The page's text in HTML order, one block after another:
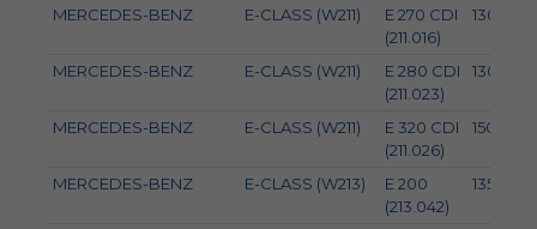
MERCEDES-BENZ E-CLASS (W211)
E 270 CDI
(211.016)
130
MERCEDES-BENZ E-CLASS (W211)
E 280 CDI
(211.023)
130
MERCEDES-BENZ E-CLASS (W211)
E 320 CDI
(211.026)
150
MERCEDES-BENZ E-CLASS (W213)
E 200
(213.042)
135